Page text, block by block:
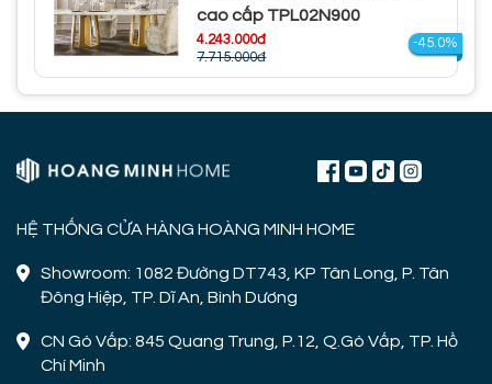
cao cấp TPL02N900
4.243.000đ
7.715.000đ
-45.0%
HỆ THỐNG CỬA HÀNG HOÀNG MINH HOME
Showroom: 1082 Đường DT743, KP Tân Long, P. Tân
Đông Hiệp, TP. Dĩ An, Bình Dương
CN Gò Vấp: 845 Quang Trung, P.12, Q.Gò Vấp, TP. Hồ
Chí Minh